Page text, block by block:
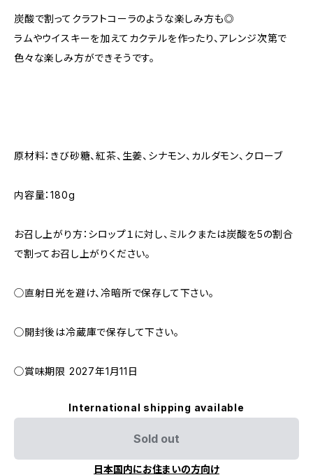
炭酸で割ってクラフトコーラのような楽しみ方も◎
ラムやウイスキーを加えてカクテルを作ったり、アレンジ次第で
色々な楽しみ方ができそうです。
原材料：きび砂糖、紅茶、生姜、シナモン、カルダモン、クローブ
内容量：180g
お召し上がり方：シロップ１に対し、ミルクまたは炭酸を5の割合
で割ってお召し上がりください。
◯直射日光を避け、冷暗所で保存して下さい。
◯開封後は冷蔵庫で保存して下さい。
◯賞味期限 2027年1月11日
International shipping available
Sold out
日本国内にお住まいの方向け